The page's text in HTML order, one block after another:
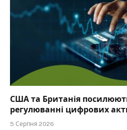
США та Британія
регулюванні цифрових
5 Серпня 2026